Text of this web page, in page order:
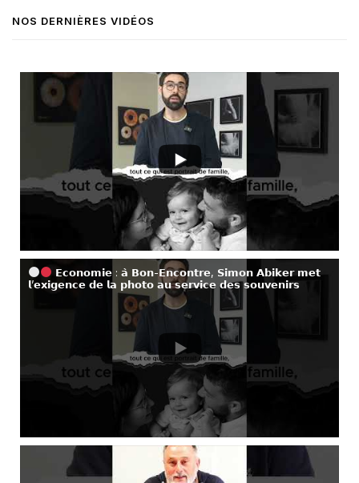
NOS DERNIÈRES VIDÉOS
𝗘𝗰𝗼𝗻𝗼𝗺𝗶𝗲 : 𝗮̀ 𝗕𝗼𝗻-𝗘𝗻𝗰𝗼𝗻𝘁𝗿𝗲, 𝗦𝗶𝗺𝗼𝗻 𝗔𝗯𝗶𝗸𝗲𝗿 𝗺𝗲𝘁
𝗹’𝗲𝘅𝗶𝗴𝗲𝗻𝗰𝗲 𝗱𝗲 𝗹𝗮 𝗽𝗵𝗼𝘁𝗼 𝗮𝘂 𝘀𝗲𝗿𝘃𝗶𝗰𝗲 𝗱𝗲𝘀 𝘀𝗼𝘂𝘃𝗲𝗻𝗶𝗿𝘀